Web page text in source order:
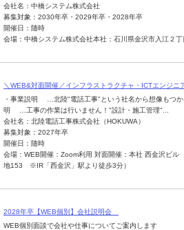
ログイン
会社名：中橋システム株式会社
募集対象：2030年卒・2029年卒・2028年卒
開催日：随時
会場：中橋システム株式会社本社：石川県金沢市入江２
＼WEB&対面開催／インフラストラクチャ・ICTエンジニ
・事業説明 …北陸"電話工事"という社名から想像もつか
明 …工事の作業は行いません！"設計・施工管理"...
会社名：北陸電話工事株式会社（HOKUWA）
募集対象：2027年卒
開催日：随時
会場：WEB開催：Zoom利用 対面開催：本社 西金沢ビル
地153 ※IR「西金沢」駅より徒歩3分）
2028年卒【WEB個別】会社説明会
WEB個別面談で会社や仕事についてご案内します